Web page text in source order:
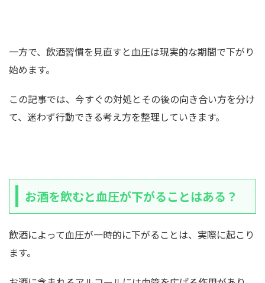
一方で、飲酒習慣を見直すと血圧は現実的な期間で下がり
始めます。
この記事では、今すぐの対処とその後の向き合い方を分け
て、迷わず行動できる考え方を整理していきます。
お酒を飲むと血圧が下がることはある？
飲酒によって血圧が一時的に下がることは、実際に起こり
ます。